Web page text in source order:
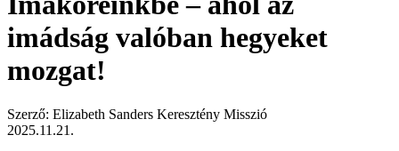
imádság valóban hegyeket
mozgat!
Szerző: Elizabeth Sanders Keresztény Misszió
2025.11.21.